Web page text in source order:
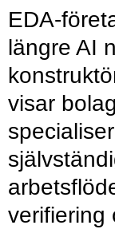
EDA-
längre AI
visar
verifiering